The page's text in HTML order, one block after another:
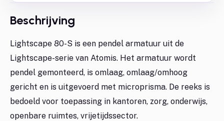
Beschrijving
Lightscape 80-S is een pendel armatuur uit de
Lightscape-serie van Atomis. Het armatuur wordt
pendel gemonteerd, is omlaag, omlaag/omhoog
gericht en is uitgevoerd met microprisma. De reeks is
bedoeld voor toepassing in kantoren, zorg, onderwijs,
openbare ruimtes, vrijetijdssector.